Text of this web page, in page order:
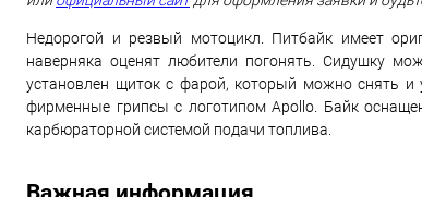
Недорогой и резвый мотоцикл. Питбайк имеет
наверняка оценят любители погонять. Сидушку
установлен щиток с фарой, который можно снять и
фирменные грипсы с логотипом Apollo. Байк
карбюраторной системой подачи топлива.